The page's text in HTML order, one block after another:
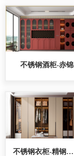
不锈钢酒柜-赤锦
不锈钢衣柜-精钢卫士